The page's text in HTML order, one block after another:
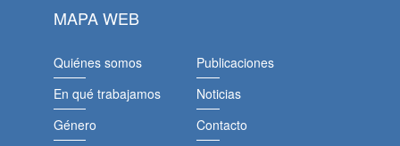
MAPA WEB
Quiénes somos
En qué trabajamos
Género
Publicaciones
Noticias
Contacto